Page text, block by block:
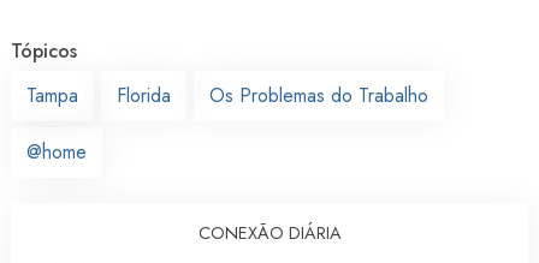
Tópicos
Tampa
Florida Os Problemas do Trabalho
@home
CONEXÃO DIÁRIA